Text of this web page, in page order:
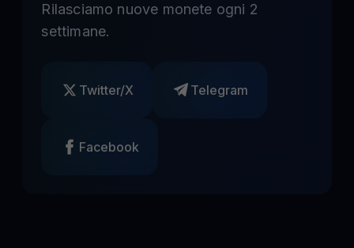
Rilasciamo nuove monete ogni 2
settimane.
Twitter/X Telegram
Facebook